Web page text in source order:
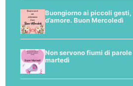
Buongiorno ai piccoli
d’amore. Buon Mercoledì
Non servono fiumi di
martedì